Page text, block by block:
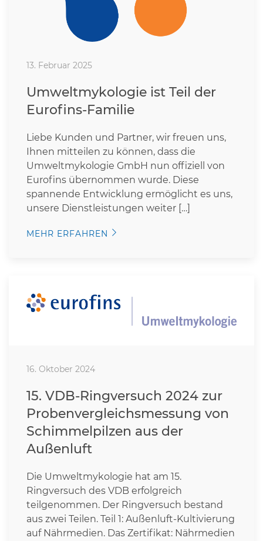
13. Februar 2025
Umweltmykologie ist Teil der
Eurofins-Familie
Liebe Kunden und Partner, wir freuen uns,
Ihnen mitteilen zu können, dass die
Umweltmykologie GmbH nun offiziell von
Eurofins übernommen wurde. Diese
spannende Entwicklung ermöglicht es uns,
unsere Dienstleistungen weiter […]
MEHR ERFAHREN
16. Oktober 2024
15. VDB-Ringversuch 2024 zur
Probenvergleichsmessung von
Schimmelpilzen aus der
Außenluft
Die Umweltmykologie hat am 15.
Ringversuch des VDB erfolgreich
teilgenommen. Der Ringversuch bestand
aus zwei Teilen. Teil 1: Außenluft-Kultivierung
auf Nährmedien. Das Zertifikat: Nährmedien